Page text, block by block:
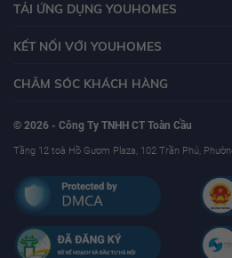
TẢI ỨNG DỤNG YOUHOMES
KẾT NỐI VỚI YOUHOMES
CHĂM SÓC KHÁCH HÀNG
© 2026 - Công Ty TNHH CT Toàn Cầu
Tầng 12 toà Hồ Gươm Plaza, 102 Trần Phú,